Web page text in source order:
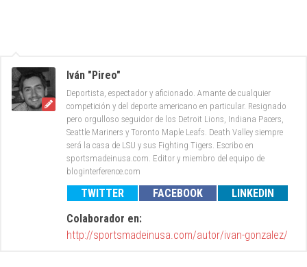
Iván "Pireo"
Deportista, espectador y aficionado. Amante de cualquier
competición y del deporte americano en particular. Resignado
pero orgulloso seguidor de los Detroit Lions, Indiana Pacers,
Seattle Mariners y Toronto Maple Leafs. Death Valley siempre
será la casa de LSU y sus Fighting Tigers. Escribo en
sportsmadeinusa.com. Editor y miembro del equipo de
bloginterference.com
TWITTER FACEBOOK
LINKEDIN
Colaborador en:
http://sportsmadeinusa.com/autor/ivan-gonzalez/